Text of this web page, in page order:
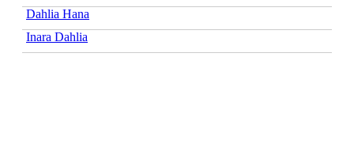
Dahlia Hana
Inara Dahlia